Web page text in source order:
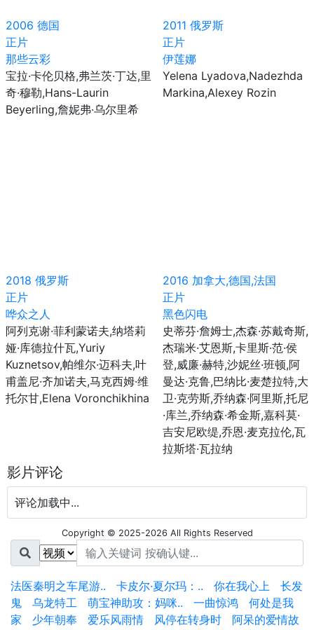
2006 德国
正片
那些云彩
宝拉·卡伦贝格,弗兰茨·丁达,里
奇·穆勒,Hans-Laurin
Beyerling,詹妮弗·乌尔里希
2011 俄罗斯
正片
伊莲娜
Yelena Lyadova,Nadezhda
Markina,Alexey Rozin
2018 俄罗斯
正片
哗众之人
阿列克谢·菲利蒙诺夫,纳塔莉
娅·库德拉什瓦,Yuriy
Kuznetsov,帕维尔·迈科夫,叶
甫盖尼·齐加诺夫,马克西姆·维
托尔甘,Elena Voronchikhina
2016 加拿大,德国,法国
正片
黑色闪电
史蒂芬·詹姆士,杰森·苏戴奇斯,
杰瑞米·艾恩斯,卡里斯·范·侯
登,威廉·赫特,沙妮丝·班顿,阿
曼达·克鲁,巴纳比·麦楚拉特,大
卫·克劳斯,乔纳森·阿里斯,托尼
·库兰,乔纳森·希金斯,嘉科莫·
吉安尼欧缇,乔恩·麦克拉伦,瓦
拉斯塔·瓦拉纳
影片评论
评论加载中...
Copyright © 2025-2026 All Rights Reserved
法医秦明之车尾游.. 卡皮尔·夏尔玛：.. 你在我心上
长发
鬼
乌龙特工 萌宝神助攻：妈咪.. 一曲惊鸿
何处是我
家
少年朝奉 爱乐风雨情 风停在转身时
阿呆的爱情故